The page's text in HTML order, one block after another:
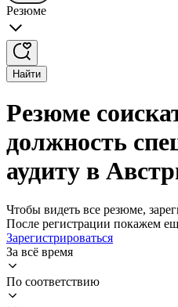
Резюме
Найти
Резюме
должность
аудиту в
Чтобы видеть все резюме,
После регистрации покажем
Зарегистрироваться
За всё время
По соответствию